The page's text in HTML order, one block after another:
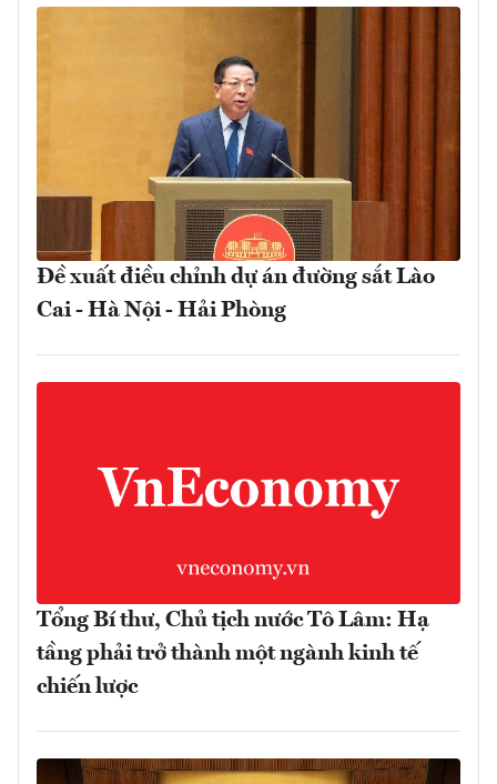
Đề xuất điều chỉnh dự án đường sắt Lào
Cai - Hà Nội - Hải Phòng
Tổng Bí thư, Chủ tịch nước Tô Lâm: Hạ
tầng phải trở thành một ngành kinh tế
chiến lược